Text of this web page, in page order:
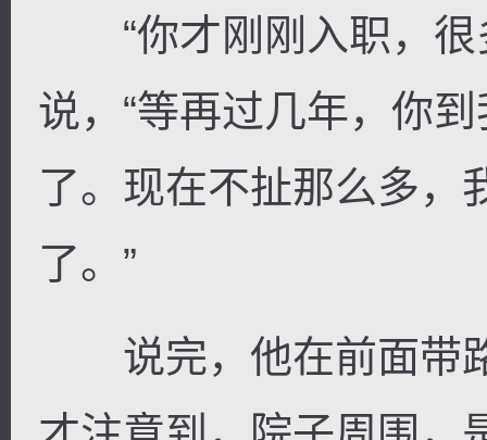
“你才刚刚入职，很
说，“等再过几年，你
了。现在不扯那么多，
了。”
说完，他在前面带